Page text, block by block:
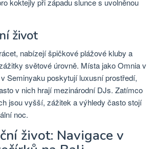
koktejly při západu slunce s uvolněnou
život
nabízejí špičkové plážové kluby a
světové úrovně. Místa jako Omnia v
Seminyaku poskytují luxusní prostředí,
v nich hrají mezinárodní DJs. Zatímco
jsou vyšší, zážitek a výhledy často stojí
noc.
život: Navigace v